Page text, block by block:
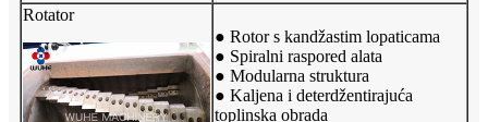
Rotator
● Rotor s kandžastim lopaticama
● Spiralni raspored alata
● Modularna struktura
● Kaljena i deterdžentirajuća
toplinska obrada